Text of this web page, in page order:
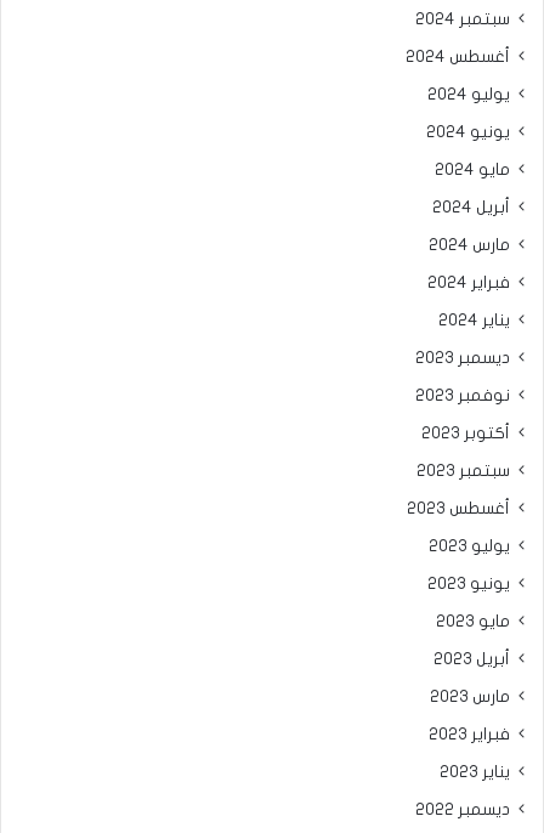
سبتمبر 2024
أغسطس 2024
يوليو 2024
يونيو 2024
مايو 2024
أبريل 2024
مارس 2024
فبراير 2024
يناير 2024
ديسمبر 2023
نوفمبر 2023
أكتوبر 2023
سبتمبر 2023
أغسطس 2023
يوليو 2023
يونيو 2023
مايو 2023
أبريل 2023
مارس 2023
فبراير 2023
يناير 2023
ديسمبر 2022